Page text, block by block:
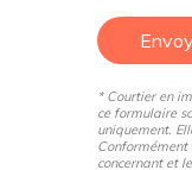
* Courtier en
ce formulaire
uniquement.
Conformément
concernant et